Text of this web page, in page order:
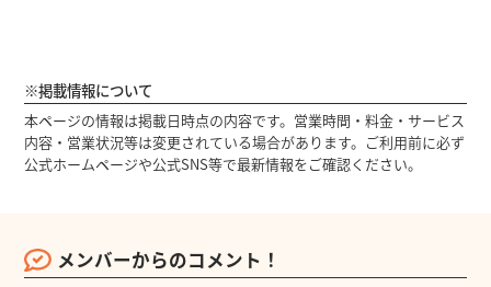
※掲載情報について
本ページの情報は掲載日時点の内容です。営業時間・料金・サービス
内容・営業状況等は変更されている場合があります。ご利用前に必ず
公式ホームページや公式SNS等で最新情報をご確認ください。
メンバーからのコメント！